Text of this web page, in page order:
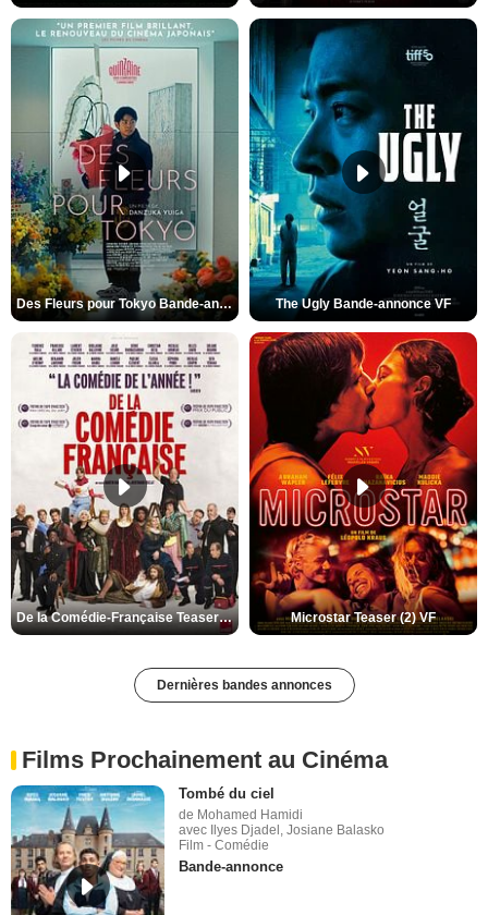
Des Fleurs pour Tokyo Bande-annonce VO STFR The Ugly Bande-annonce VF
De la Comédie-Française Teaser (3) VF Microstar Teaser (2) VF
Dernières bandes annonces
Films Prochainement au Cinéma
Tombé du ciel
de Mohamed Hamidi
avec Ilyes Djadel, Josiane Balasko
Film - Comédie
Bande-annonce